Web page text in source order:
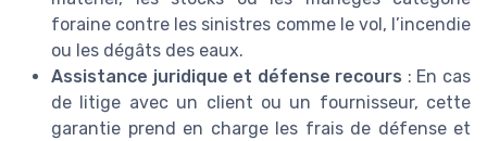
foraine contre les sinistres comme le vol, l’incendie
ou les dégâts des eaux.
Assistance juridique et défense recours : En cas
de litige avec un client ou un fournisseur, cette
garantie prend en charge les frais de défense et